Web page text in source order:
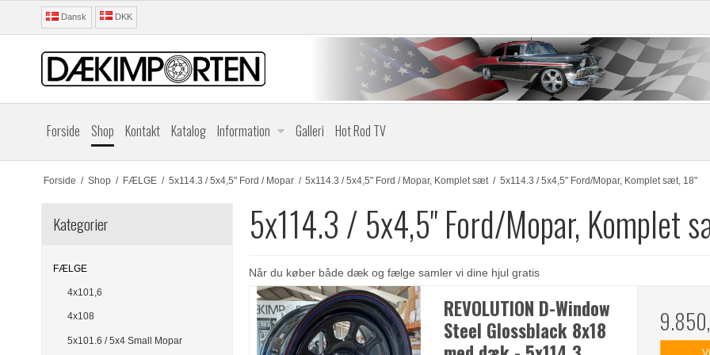
Dansk DKK
Forside Shop Kontakt Katalog Information Galleri Hot Rod TV
Forside / Shop / FÆLGE / 5x114.3 / 5x4,5" Ford / Mopar / 5x114.3 / 5x4,5" Ford / Mopar, Komplet sæt / 5x114.3 / 5x4,5" Ford/Mopar, Komplet sæt, 18"
Kategorier
FÆLGE
4x101,6
4x108
5x101.6 / 5x4 Small Mopar
5x114.3 / 5x4,5" Ford/Mopar, Komplet
Når du køber både dæk og fælge samler vi dine hjul gratis
REVOLUTION D-Window
Steel Glossblack 8x18